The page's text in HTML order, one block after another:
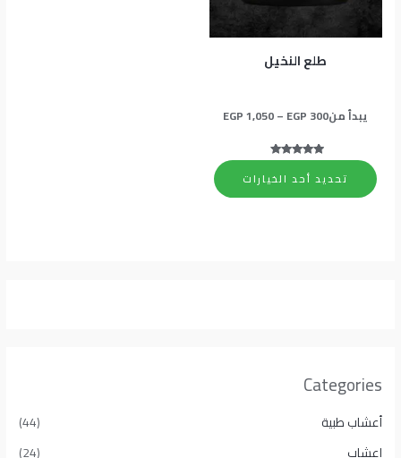
Categories
أعشاب طبية
(44)
اعشاب
(24)
طلع النخيل
يبدأ من EGP 300
–
EGP1,050
من 5
تحديد أحد الخيارات
المنتج.
يمكن